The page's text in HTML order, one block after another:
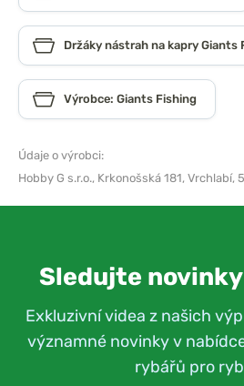
Držáky nástrah na kapry Giants
Výrobce: Giants Fishing
Údaje o výrobci:
Hobby G s.r.o., Krkonošská 181, Vrchlabí,
Sledujte
Exkluzivní videa z našich
významné novinky v
rybářů pro